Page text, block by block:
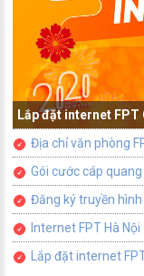
Lắp đặt internet FPT
Địa chỉ văn phòng
Gói cước cáp quang
Đăng ký truyền hình
Internet FPT Hà Nội
Lắp đặt internet